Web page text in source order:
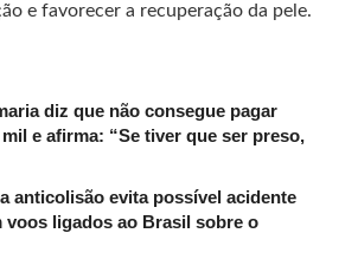
e favorecer a recuperação da pele.
diz que não consegue pagar
mil e afirma: “Se tiver que ser preso,
anticolisão evita possível acidente
voos ligados ao Brasil sobre o